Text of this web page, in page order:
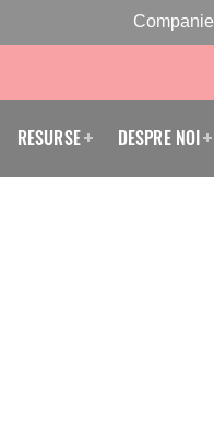
Companie
RESURSE DESPRE NOI